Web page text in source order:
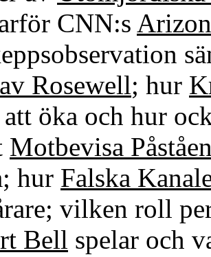
CNN:s
Rosewell; hur
öka och hur
Motbevisa
hur Falska
vilken roll
Bell spelar och